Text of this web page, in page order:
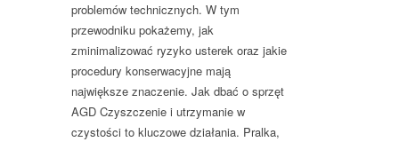
problemów technicznych. W tym
przewodniku pokażemy, jak
zminimalizować ryzyko usterek oraz jakie
procedury konserwacyjne mają
największe znaczenie. Jak dbać o sprzęt
AGD Czyszczenie i utrzymanie w
czystości to kluczowe działania. Pralka,